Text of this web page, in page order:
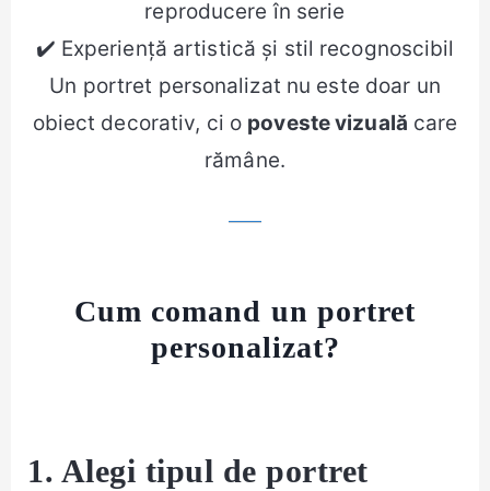
reproducere în serie
✔️ Experiență artistică și stil recognoscibil
Un portret personalizat nu este doar un
obiect decorativ, ci o poveste vizuală care
rămâne.
Cum comand un portret
personalizat?
1. Alegi tipul de portret